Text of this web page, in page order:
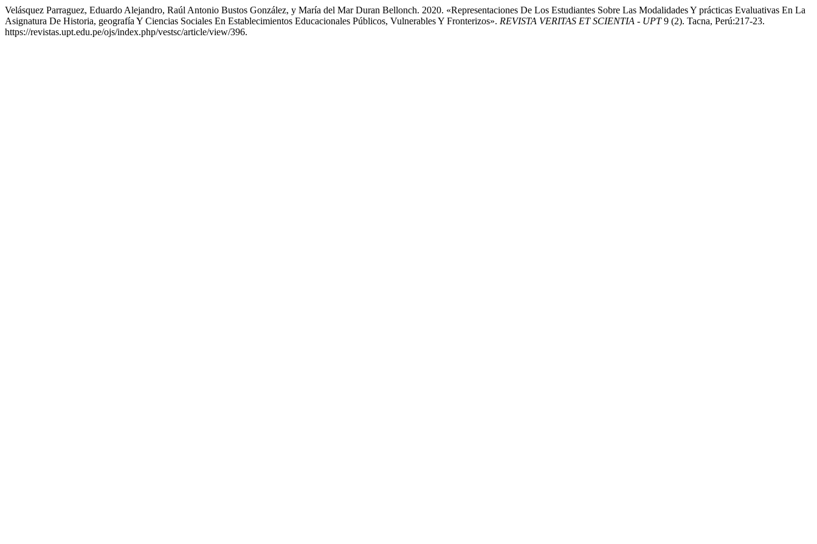
Velásquez Parraguez, Eduardo Alejandro, Raúl Antonio Bustos González, y María del Mar Duran Bellonch. 2020. «Representaciones De Los Estudiantes Sobre Las Modalidades Y prácticas Evaluativas En La
Asignatura De Historia, geografía Y Ciencias Sociales En Establecimientos Educacionales Públicos, Vulnerables Y Fronterizos». REVISTA VERITAS ET SCIENTIA - UPT9 (2). Tacna, Perú:217-23.
https://revistas.upt.edu.pe/ojs/index.php/vestsc/article/view/396.